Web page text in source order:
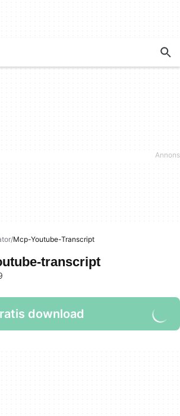
Mcp-Youtube-Transcript
transcript
download